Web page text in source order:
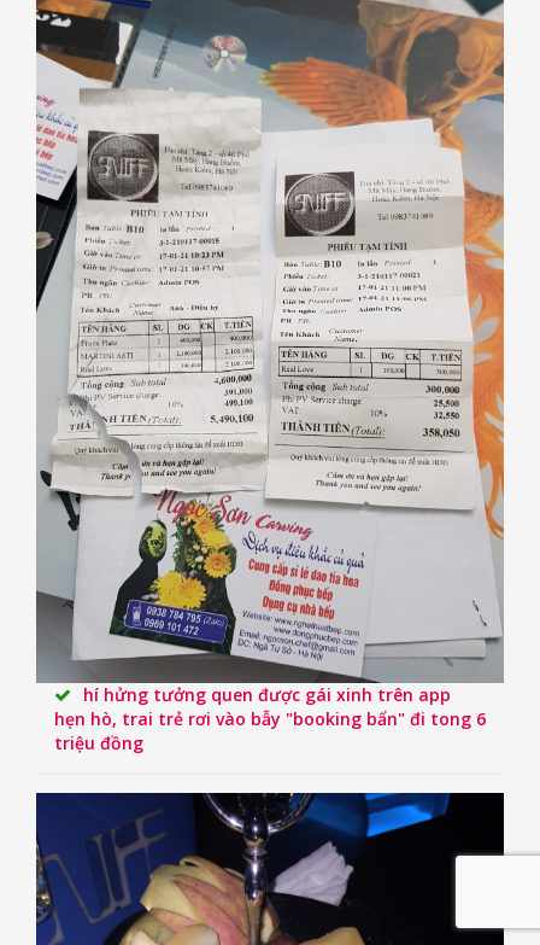
hí hửng tưởng quen được gái xinh trên app
hẹn hò, trai trẻ rơi vào bẫy "booking bẩn" đi tong 6
triệu đồng